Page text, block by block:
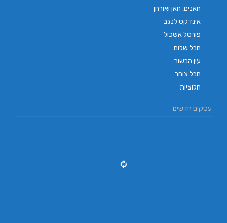
חאנים, חאן ואורחן
אינדקס לנגב
פורטל אשכול
חבל שלום
עין הבשור
חבל צוחר
חלוציות
עסקים חדשים